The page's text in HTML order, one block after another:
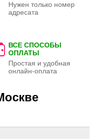
Нужен только номер
адресата
ВСЕ СПОСОБЫ
ОПЛАТЫ
Простая и удобная
онлайн-оплата